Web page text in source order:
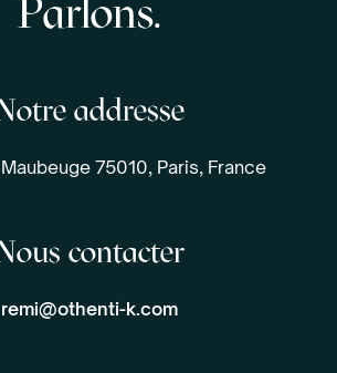
Parlons.
addresse
75010, Paris, France
contacter
remi@othenti-k.com